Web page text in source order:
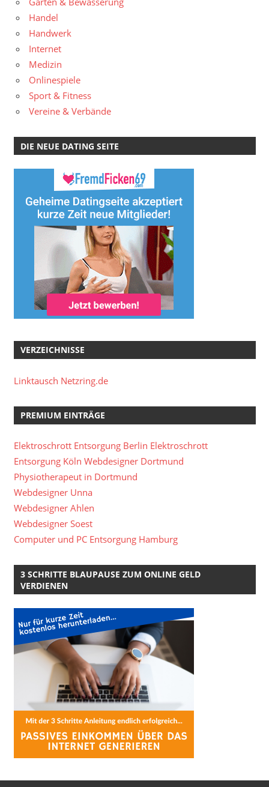
Handel
Handwerk
Internet
Medizin
Onlinespiele
Sport & Fitness
Vereine & Verbände
DIE NEUE DATING SEITE
VERZEICHNISSE
Linktausch Netzring.de
PREMIUM EINTRÄGE
Elektroschrott Entsorgung Berlin Elektroschrott
Entsorgung Köln Webdesigner Dortmund
Physiotherapeut in Dortmund
Webdesigner Unna
Webdesigner Ahlen
Webdesigner Soest
Computer und PC Entsorgung Hamburg
3 SCHRITTE BLAUPAUSE ZUM ONLINE GELD
VERDIENEN